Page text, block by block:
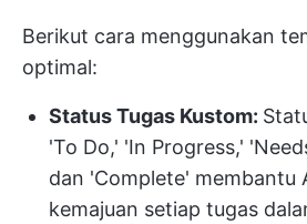
Berikut cara menggunakan
optimal:
Status Tugas Kustom:
'To Do,' 'In Progress,'
dan 'Complete' membantu
kemajuan setiap tugas